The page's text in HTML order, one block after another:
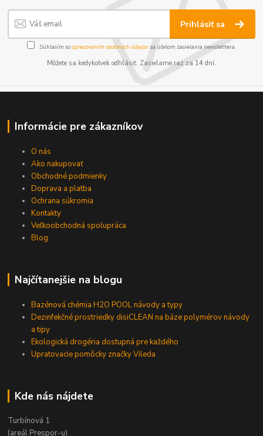
Prihlásiť sa
Súhlasím sospracovaním osobných údajov za účelom zasielania newslettera.
Môžete sa kedykoľvek odhlásiť. Zasielame raz za 14 dní.
Informácie pre zákazníkov
O nás
Ako nakupovať
Obchodné podmienky
Doprava a platba
Ochrana súkromia
Kontakty
Veľkoobchodná spolupráca
Blog
Najčítanejšie na blogu
Bazénová chémia H2O POOL návody a typy
Dezinfekčné prostriedky disiCLEAN na báze polymérov návody
a tipy
Ekologická drogéria dostupná pre každého
Upratovacie pomôcky značky Vileda
Kde nás nájdete
Turbínová 1
(areál Prespor-u)